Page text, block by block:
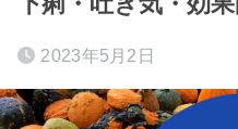
2023年5月2日